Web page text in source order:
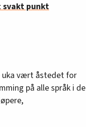
svakt punkt
uka vært åstedet for
på alle språk i de